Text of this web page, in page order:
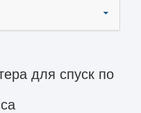
для спуск по